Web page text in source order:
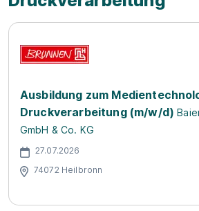
Ausbildung zum
Druckverarbeitung (m/w/d)
GmbH & Co. KG
27.07.2026
74072 Heilbronn